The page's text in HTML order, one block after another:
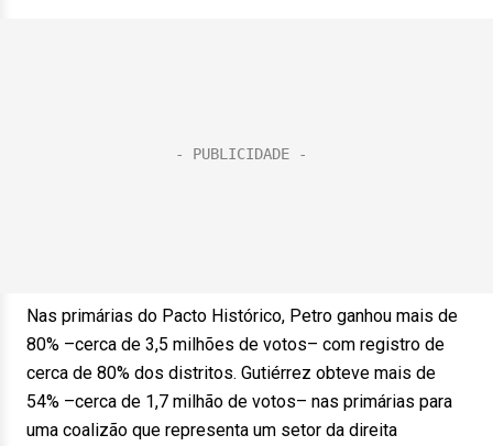
Nas primárias do Pacto Histórico, Petro ganhou mais de
80% –cerca de 3,5 milhões de votos– com registro de
cerca de 80% dos distritos. Gutiérrez obteve mais de
54% –cerca de 1,7 milhão de votos– nas primárias para
uma coalizão que representa um setor da direita